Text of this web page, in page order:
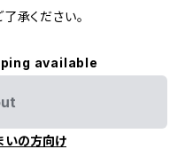
承ください。
available
いの方向け